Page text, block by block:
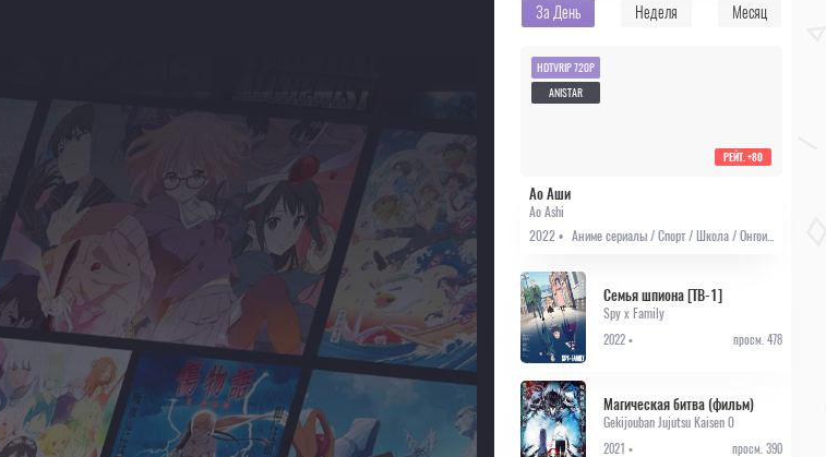
За День Неделя Месяц
Ао Аши
Ao Ashi
2022 •
Аниме сериалы / Спорт / Школа / Онгоинги / Аниме 2022
HDTVRIP 720P
ANISTAR
РЕЙТ. +80
Семья шпиона [ТВ-1]
Spy x Family
2022 • просм. 478
Магическая битва (фильм)
Gekijouban Jujutsu Kaisen 0
2021 • просм. 390